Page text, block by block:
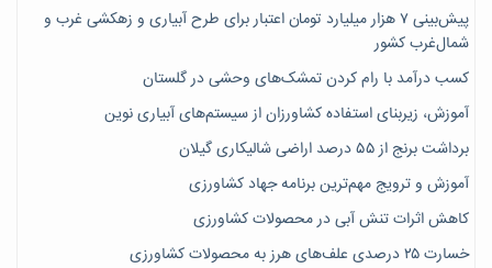
پیش‌بینی ۷‌ هزار میلیارد تومان اعتبار برای طرح آبیاری و زهکشی غرب و
شمال‌غرب کشور
کسب درآمد با رام کردن تمشک‌های وحشی در گلستان
آموزش، زیربنای استفاده کشاورزان از سیستم‌های آبیاری نوین
برداشت برنج از ۵۵ درصد اراضی شالیکاری گیلان
آموزش و ترویج مهم‌ترین برنامه جهاد کشاورزی
کاهش اثرات تنش آبی در محصولات کشاورزی
خسارت ۲۵ درصدی علف‌های هرز به محصولات کشاورزی